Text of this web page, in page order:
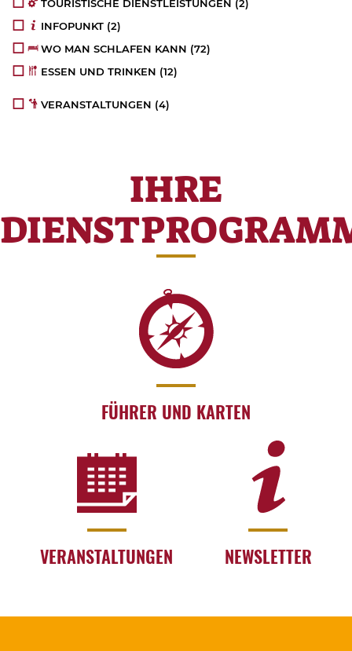
TOURISTISCHE DIENSTLEISTUNGEN (2)
INFOPUNKT (2)
WO MAN SCHLAFEN KANN (72)
ESSEN UND TRINKEN (12)
VERANSTALTUNGEN (4)
IHRE
FÜHRER UND KARTEN
VERANSTALTUNGEN NEWSLETTER